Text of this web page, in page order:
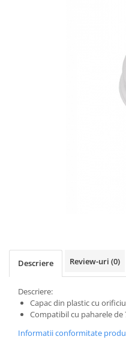
Descriere Review-uri (0)
Descriere:
Capac din plastic cu
Compatibil cu paharele
Informatii conformitate